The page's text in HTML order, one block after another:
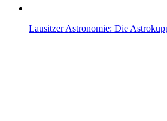
Lausitzer Astronomie: Die